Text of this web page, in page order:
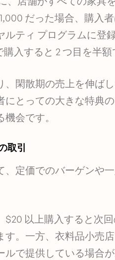
だった場合、購入
ティ プログラムに登
購入すると 2 つ目を半
閑散期の売上を伸ば
とっての大きな特典
会です。
取引
定価でのバーゲンや
以上購入すると次
。一方、衣料品小売
で提供している場合が